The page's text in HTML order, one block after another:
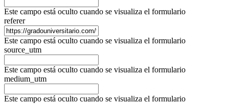
Este campo está oculto cuando se visualiza el formulario
referer
Este campo está oculto cuando se visualiza el formulario
source_utm
Este campo está oculto cuando se visualiza el formulario
medium_utm
Este campo está oculto cuando se visualiza el formulario